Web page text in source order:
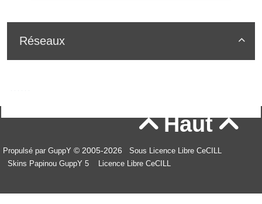

Réseaux
Haut
Propulsé par GuppY © 2005-2026
Sous Licence Libre CeCILL
Skins Papinou GuppY 5
Licence Libre CeCILL